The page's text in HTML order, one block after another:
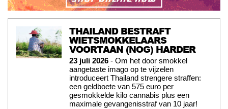
THAILAND BESTRAFT
WIETSMOKKELAARS
VOORTAAN (NOG) HARDER
23 juli 2026 - Om het door smokkel
aangetaste imago op te vijzelen
introduceert Thailand strengere straffen:
een geldboete van 575 euro per
gesmokkelde kilo cannabis plus een
maximale gevangenisstraf van 10 jaar!